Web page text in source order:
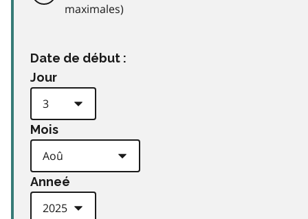
maximales)
Date de début :
Jour
Mois
Anneé